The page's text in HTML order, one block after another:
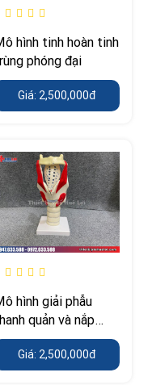
hình tinh hoàn tinh
phóng đại
Giá: 2,500,000đ
hình giải phẫu
quản và nắp
môn
Giá: 2,500,000đ